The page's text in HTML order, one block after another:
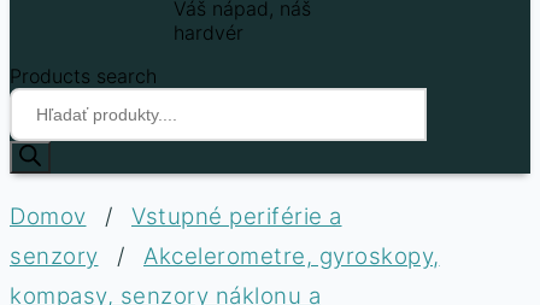
Váš nápad, náš
hardvér
Products search
Domov /
Vstupné periférie a
senzory
/
Akcelerometre, gyroskopy,
kompasy, senzory náklonu a